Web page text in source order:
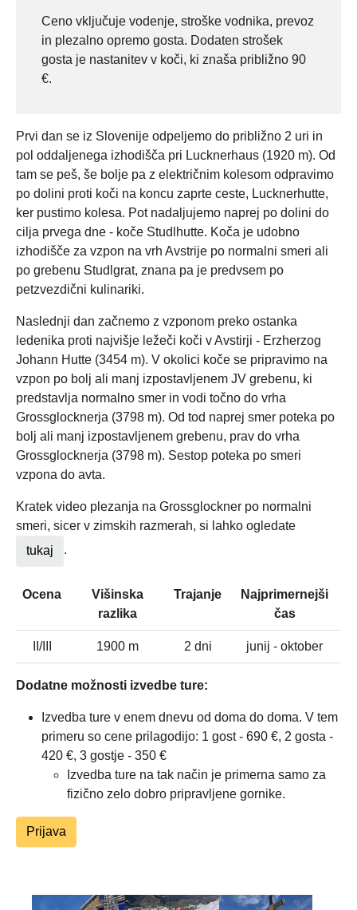
Ceno vključuje vodenje, stroške vodnika, prevoz
in plezalno opremo gosta. Dodaten strošek
gosta je nastanitev v koči, ki znaša približno 90
€.
Prvi dan se iz Slovenije odpeljemo do približno 2 uri in
pol oddaljenega izhodišča pri Lucknerhaus (1920 m). Od
tam se peš, še bolje pa z električnim kolesom odpravimo
po dolini proti koči na koncu zaprte ceste, Lucknerhutte,
ker pustimo kolesa. Pot nadaljujemo naprej po dolini do
cilja prvega dne - koče Studlhutte. Koča je udobno
izhodišče za vzpon na vrh Avstrije po normalni smeri ali
po grebenu Studlgrat, znana pa je predvsem po
petzvezdični kulinariki.
Naslednji dan začnemo z vzponom preko ostanka
ledenika proti najvišje ležeči koči v Avstirji - Erzherzog
Johann Hutte (3454 m). V okolici koče se pripravimo na
vzpon po bolj ali manj izpostavljenem JV grebenu, ki
predstavlja normalno smer in vodi točno do vrha
Grossglocknerja (3798 m). Od tod naprej smer poteka po
bolj ali manj izpostavljenem grebenu, prav do vrha
Grossglocknerja (3798 m). Sestop poteka po smeri
vzpona do avta.
Kratek video plezanja na Grossglockner po normalni
smeri, sicer v zimskih razmerah, si lahko ogledate
tukaj
.
Ocena
Višinska
razlika
Trajanje
Najprimernejši
čas
II/III 1900 m 2 dni junij - oktober
Dodatne možnosti izvedbe ture:
Izvedba ture v enem dnevu od doma do doma. V tem
primeru so cene prilagodijo: 1 gost - 690 €, 2 gosta -
420 €, 3 gostje - 350 €
Izvedba ture na tak način je primerna samo za
fizično zelo dobro pripravljene gornike.
Prijava